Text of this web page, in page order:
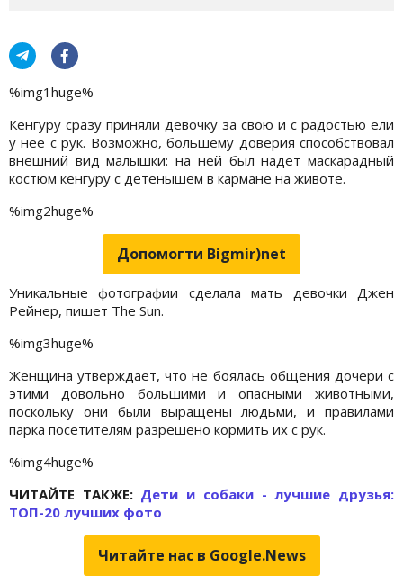
%img1huge%
Кенгуру сразу приняли девочку за свою и с радостью ели
у нее с рук. Возможно, большему доверия способствовал
внешний вид малышки: на ней был надет маскарадный
костюм кенгуру с детенышем в кармане на животе.
%img2huge%
Допомогти Bigmir)net
Уникальные фотографии сделала мать девочки Джен
Рейнер, пишет The Sun.
%img3huge%
Женщина утверждает, что не боялась общения дочери с
этими довольно большими и опасными животными,
поскольку они были выращены людьми, и правилами
парка посетителям разрешено кормить их с рук.
%img4huge%
ЧИТАЙТЕ ТАКЖЕ: Дети и собаки - лучшие друзья:
ТОП-20 лучших фото
Читайте нас в Google.News